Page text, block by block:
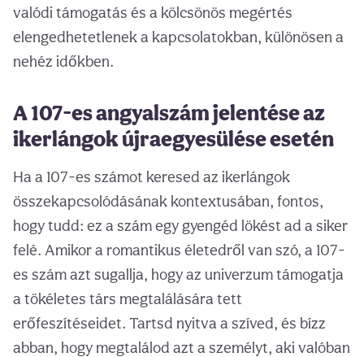
valódi támogatás és a kölcsönös megértés
elengedhetetlenek a kapcsolatokban, különösen a
nehéz időkben.
A 107-es angyalszám jelentése az
ikerlángok újraegyesülése esetén
Ha a 107-es számot keresed az ikerlángok
összekapcsolódásának kontextusában, fontos,
hogy tudd: ez a szám egy gyengéd lökést ad a siker
felé. Amikor a romantikus életedről van szó, a 107-
es szám azt sugallja, hogy az univerzum támogatja
a tökéletes társ megtalálására tett
erőfeszítéseidet. Tartsd nyitva a szíved, és bízz
abban, hogy megtalálod azt a személyt, aki valóban